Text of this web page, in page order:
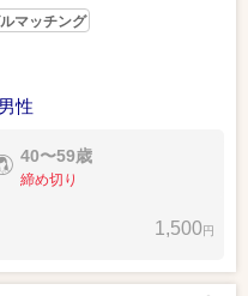
マッチング
性
40〜59歳
締め切り
1,500円